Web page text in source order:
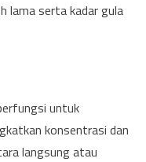
lama serta kadar gula
untuk
konsentrasi dan
langsung atau